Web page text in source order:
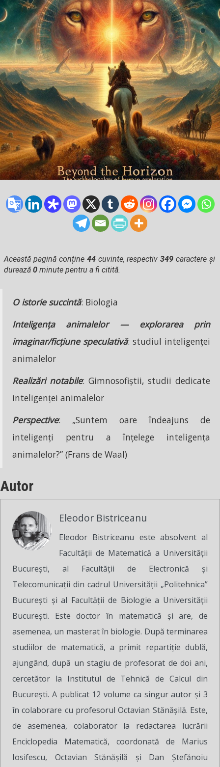
Această pagină conține 44cuvinte, respectiv349 caractere și
durează 0 minute pentru a fi citită.
O istorie succintă: Biologia
Inteligența animalelor — explorarea prin
imaginar/ficțiune speculativă: studiul inteligenței
animalelor
Realizări notabile: Gimnosofiștii, studii dedicate
inteligenței animalelor
Perspective: „Suntem oare îndeajuns de
inteligenți pentru a înțelege inteligența
animalelor?” (Frans de Waal)
Autor
Eleodor Bistriceanu
Eleodor Bistriceanu este absolvent al
Facultății de Matematică a Universității
București, al Facultății de Electronică și
Telecomunicații din cadrul Universității „Politehnica”
București și al Facultății de Biologie a Universității
București. Este doctor în matematică și are, de
asemenea, un masterat în biologie. După terminarea
studiilor de matematică, a primit repartiție dublă,
ajungând, după un stagiu de profesorat de doi ani,
cercetător la Institutul de Tehnică de Calcul din
București. A publicat 12 volume ca singur autor și 3
în colaborare cu profesorul Octavian Stănășilă. Este,
de asemenea, colaborator la redactarea lucrării
Enciclopedia Matematică, coordonată de Marius
Iosifescu, Octavian Stănășilă și Dan Ștefănoiu